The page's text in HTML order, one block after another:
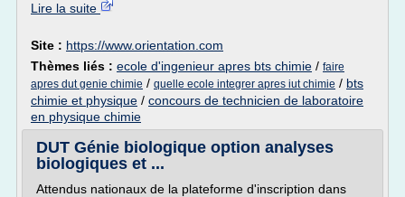
Lire la suite
Site : https://www.orientation.com
Thèmes liés : ecole d'ingenieur apres bts chimie / faire
apres dut genie chimie / quelle ecole integrer apres iut chimie / bts
chimie et physique / concours de technicien de laboratoire
en physique chimie
DUT Génie biologique option analyses
biologiques et ...
Attendus nationaux de la plateforme d'inscription dans